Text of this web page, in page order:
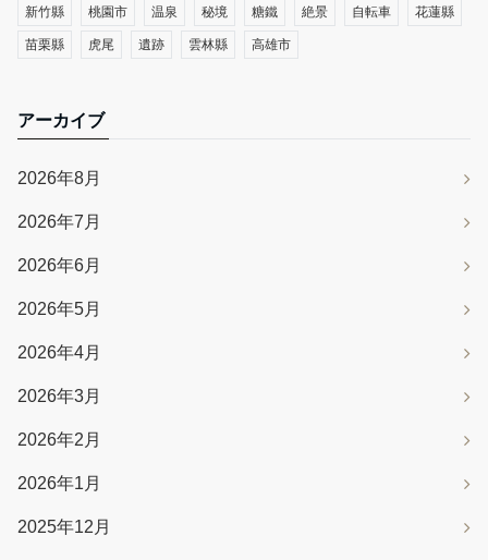
新竹縣 桃園市 温泉 秘境 糖鐵 絶景 自転車 花蓮縣
苗栗縣 虎尾 遺跡 雲林縣 高雄市
アーカイブ
2026年8月
2026年7月
2026年6月
2026年5月
2026年4月
2026年3月
2026年2月
2026年1月
2025年12月